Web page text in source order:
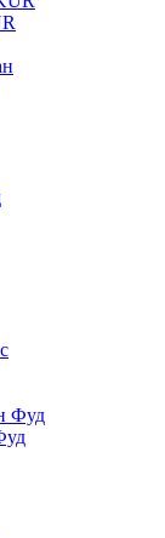
Фуд